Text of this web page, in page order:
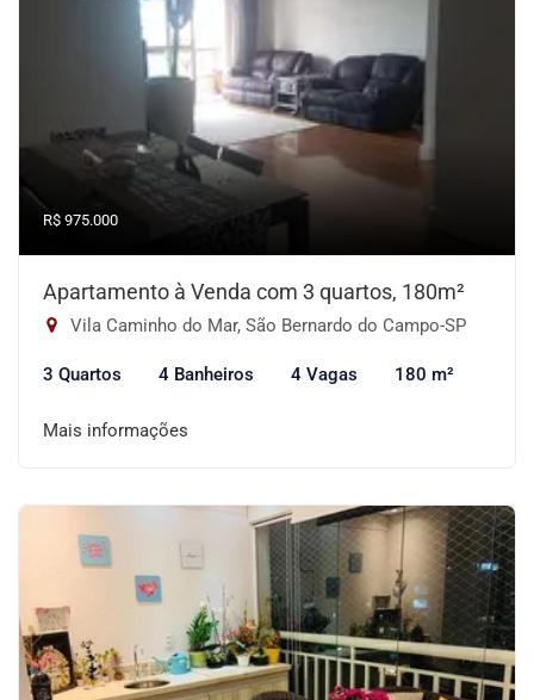
R$ 975.000
Apartamento à Venda com 3 quartos, 180m²
Vila Caminho do Mar, São Bernardo do Campo-SP
3 Quartos 4 Banheiros 4 Vagas 180 m²
Mais informações